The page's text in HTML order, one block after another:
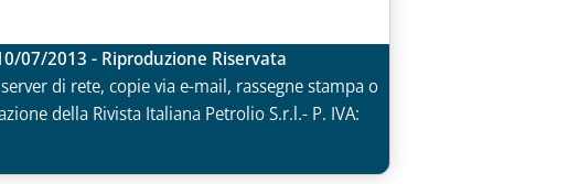
07/2013 - Riproduzione Riservata
di rete, copie via e-mail, rassegne stampa o
della Rivista Italiana Petrolio S.r.l.- P. IVA: